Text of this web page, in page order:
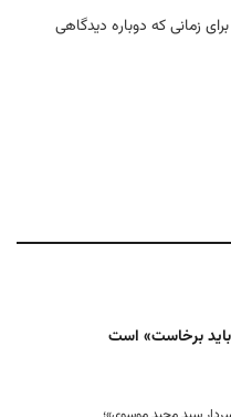
زمانی که دوباره دیدگاهی
برخاست» است